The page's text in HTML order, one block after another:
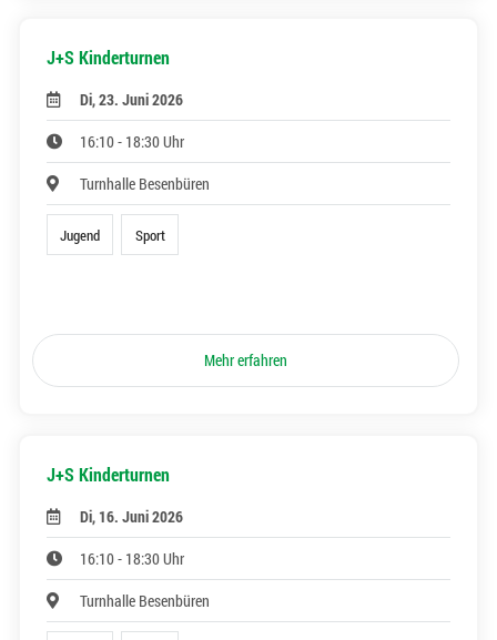
J+S Kinderturnen
Di, 23. Juni 2026
16:10 - 18:30 Uhr
Turnhalle Besenbüren
Jugend Sport
Mehr erfahren
J+S Kinderturnen
Di, 16. Juni 2026
16:10 - 18:30 Uhr
Turnhalle Besenbüren